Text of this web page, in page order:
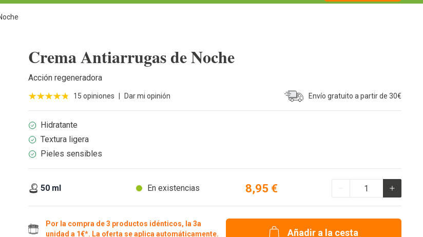
Crema Antiarrugas de Noche
Acción regeneradora
15 opiniones Dar mi opinión Envío gratuito a partir de 30€
Hidratante
Textura ligera
Pieles sensibles
50 ml 8,95 €
En existencias
Por la compra de 3 productos idénticos, la 3a
unidad a 1€*. La oferta se aplica automáticamente.
Añadir a la cesta